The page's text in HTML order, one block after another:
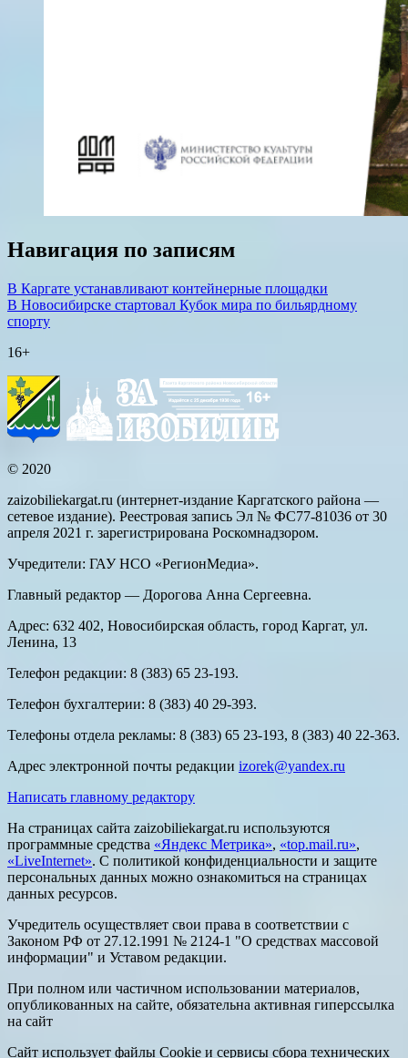
Навигация по записям
В Каргате устанавливают контейнерные площадки
В Новосибирске стартовал Кубок мира по бильярдному
спорту
16+
© 2020
zaizobiliekargat.ru (интернет-издание Каргатского района —
сетевое издание). Реестровая запись Эл № ФС77-81036 от 30
апреля 2021 г. зарегистрирована Роскомнадзором.
Учредители: ГАУ НСО «РегионМедиа».
Главный редактор — Дорогова Анна Сергеевна.
Адрес: 632 402, Новосибирская область, город Каргат, ул.
Ленина, 13
Телефон редакции: 8 (383) 65 23-193.
Телефон бухгалтерии: 8 (383) 40 29-393.
Телефоны отдела рекламы: 8 (383) 65 23-193, 8 (383) 40 22-363.
Адрес электронной почты редакции izorek@yandex.ru
Написать главному редактору
На страницах сайта zaizobiliekargat.ru используются
программные средства «Яндекс Метрика», «top.mail.ru»,
«LiveInternet». С политикой конфиденциальности и защите
персональных данных можно ознакомиться на страницах
данных ресурсов.
Учредитель осуществляет свои права в соответствии с
Законом РФ от 27.12.1991 № 2124-1 "О средствах массовой
информации" и Уставом редакции.
При полном или частичном использовании материалов,
опубликованных на сайте, обязательна активная гиперссылка
на сайт
Сайт использует файлы Cookie и сервисы сбора технических